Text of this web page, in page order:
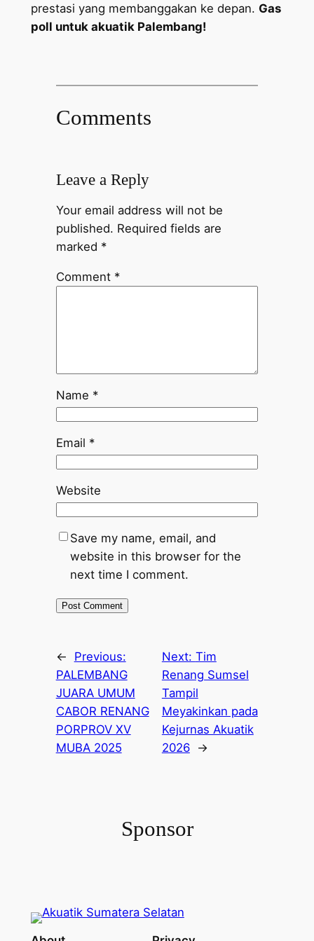
prestasi yang membanggakan ke depan. Gas
poll untuk akuatik Palembang!
Comments
Leave a Reply
Your email address will not be
published. Required fields are
marked *
Comment *
Name *
Email *
Website
Save my name, email, and
website in this browser for the
next time I comment.
←
Previous:
PALEMBANG
JUARA UMUM
CABOR RENANG
PORPROV XV
MUBA 2025
Next: Tim
Renang Sumsel
Tampil
Meyakinkan pada
Kejurnas Akuatik
2026
→
Sponsor